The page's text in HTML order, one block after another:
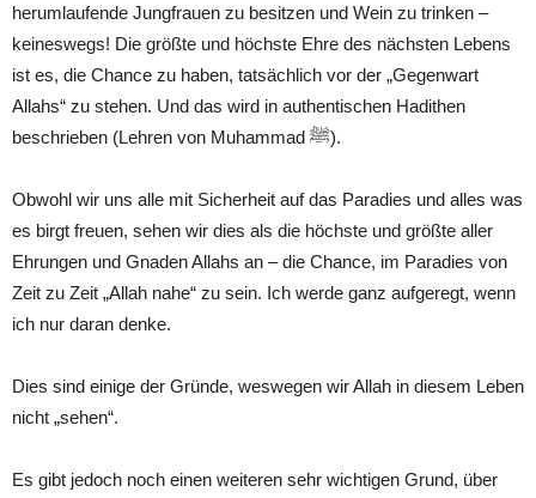
herumlaufende Jungfrauen zu besitzen und Wein zu trinken –
keineswegs! Die größte und höchste Ehre des nächsten Lebens
ist es, die Chance zu haben, tatsächlich vor der „Gegenwart
Allahs“ zu stehen. Und das wird in authentischen Hadithen
beschrieben (Lehren von Muhammad ﷺ).
Obwohl wir uns alle mit Sicherheit auf das Paradies und alles was
es birgt freuen, sehen wir dies als die höchste und größte aller
Ehrungen und Gnaden Allahs an – die Chance, im Paradies von
Zeit zu Zeit „Allah nahe“ zu sein. Ich werde ganz aufgeregt, wenn
ich nur daran denke.
Dies sind einige der Gründe, weswegen wir Allah in diesem Leben
nicht „sehen“.
Es gibt jedoch noch einen weiteren sehr wichtigen Grund, über